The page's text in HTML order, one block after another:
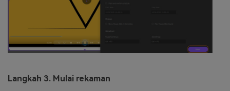
Langkah 3. Mulai rekaman